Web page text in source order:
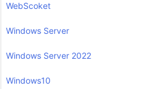
WebScoket
Windows Server
Windows Server 2022
Windows10